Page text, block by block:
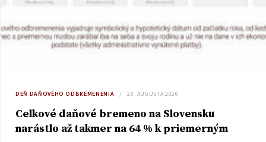
DEŇ DAŇOVÉHO ODBREMENENIA 20. AUGUSTA 2020
Celkové daňové bremeno na Slovensku
narástlo až takmer na 64 % k priemerným